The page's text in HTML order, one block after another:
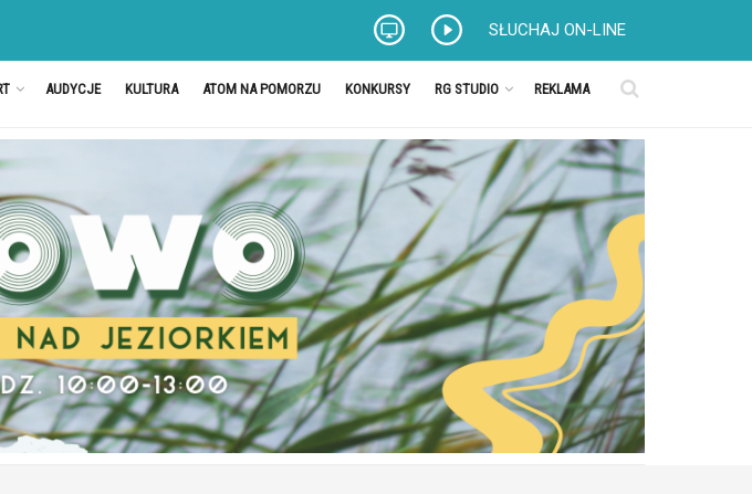
SŁUCHAJ ON-LINE
AUDYCJE KULTURA ATOM NA POMORZU KONKURSY RG STUDIO REKLAMA